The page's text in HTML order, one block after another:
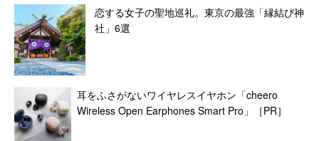
恋する女子の聖地巡礼。東京の最強「縁結び神
社」6選
耳をふさがないワイヤレスイヤホン「cheero
Wireless Open Earphones Smart Pro」［PR］